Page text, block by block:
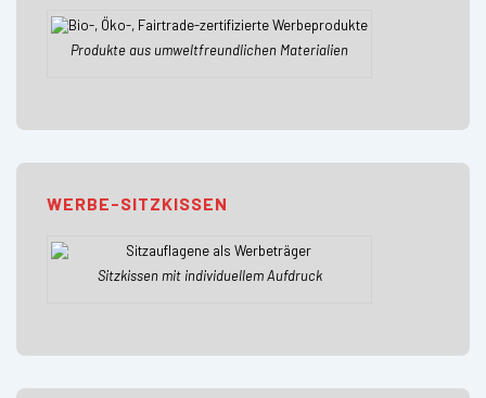
Produkte aus umweltfreundlichen Materialien
WERBE-SITZKISSEN
Sitzkissen mit individuellem Aufdruck